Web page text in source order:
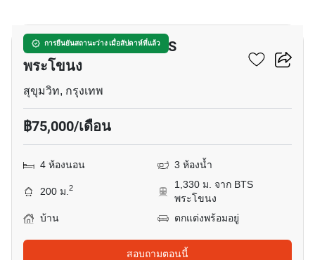
การยืนยันสถานะว่าง เมื่อสัปดาห์ที่แล้ว
บ้าน 4-ห้องนอน ใกล้ BTS
พระโขนง
สุขุมวิท, กรุงเทพ
฿75,000/เดือน
4 ห้องนอน 3 ห้องน้ำ
200 ม.2
1,330 ม. จาก BTS
พระโขนง
บ้าน
ตกแต่งพร้อมอยู่
สอบถามตอนนี้